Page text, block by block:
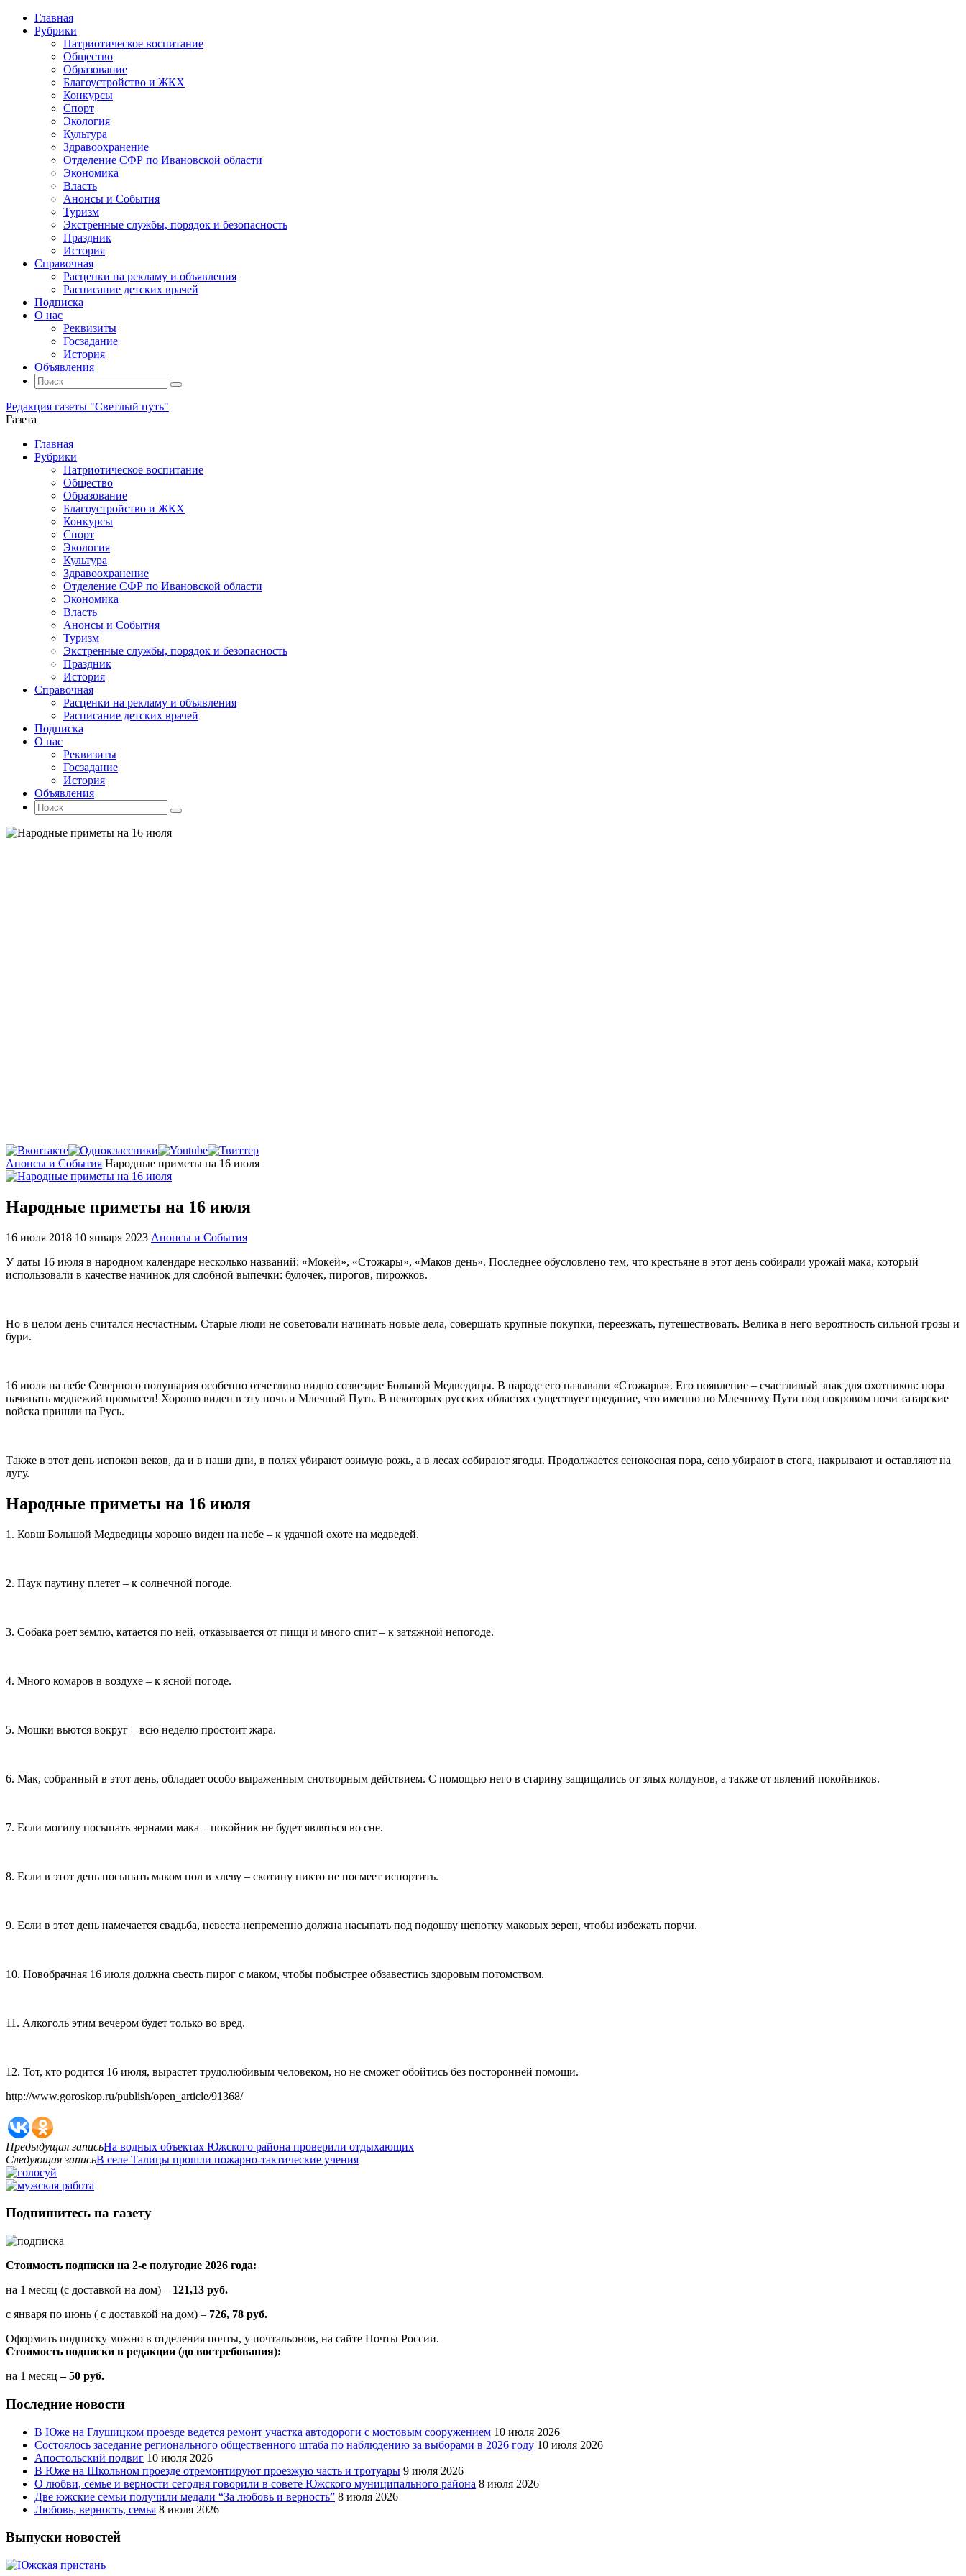
Главная
Рубрики
Патриотическое воспитание
Общество
Образование
Благоустройство и ЖКХ
Конкурсы
Спорт
Экология
Культура
Здравоохранение
Отделение СФР по Ивановской области
Экономика
Власть
Анонсы и События
Туризм
Экстренные службы, порядок и безопасность
Праздник
История
Справочная
Расценки на рекламу и объявления
Расписание детских врачей
Подписка
О нас
Реквизиты
Госзадание
История
Объявления
Поиск
Искать:
Поиск
Редакция газеты "Светлый путь"
Газета
Промотать
содержимому
Главная
Рубрики
Патриотическое воспитание
Общество
Образование
Благоустройство и ЖКХ
Конкурсы
Спорт
Экология
Культура
Здравоохранение
Отделение СФР по Ивановской области
Экономика
Власть
Анонсы и События
Туризм
Экстренные службы, порядок и безопасность
Праздник
История
Справочная
Расценки на рекламу и объявления
Расписание детских врачей
Подписка
О нас
Реквизиты
Госзадание
История
Объявления
Поиск
Искать:
Поиск
Главная
Анонсы и События Народные приметы на 16 июля
Народные приметы на 16 июля
16 июля 2018 10 января 2023 Анонсы и События
У даты 16 июля в народном календаре несколько названий: «Мокей», «Стожары», «Маков день». Последнее обусловлено тем, что крестьяне в этот день собирали урожай мака, который
использовали в качестве начинок для сдобной выпечки: булочек, пирогов, пирожков.
Но в целом день считался несчастным. Старые люди не советовали начинать новые дела, совершать крупные покупки, переезжать, путешествовать. Велика в него вероятность сильной грозы и
бури.
16 июля на небе Северного полушария особенно отчетливо видно созвездие Большой Медведицы. В народе его называли «Стожары». Его появление – счастливый знак для охотников: пора
начинать медвежий промысел! Хорошо виден в эту ночь и Млечный Путь. В некоторых русских областях существует предание, что именно по Млечному Пути под покровом ночи татарские
войска пришли на Русь.
Также в этот день испокон веков, да и в наши дни, в полях убирают озимую рожь, а в лесах собирают ягоды. Продолжается сенокосная пора, сено убирают в стога, накрывают и оставляют на
лугу.
Народные приметы на 16 июля
1. Ковш Большой Медведицы хорошо виден на небе – к удачной охоте на медведей.
2. Паук паутину плетет – к солнечной погоде.
3. Собака роет землю, катается по ней, отказывается от пищи и много спит – к затяжной непогоде.
4. Много комаров в воздухе – к ясной погоде.
5. Мошки вьются вокруг – всю неделю простоит жара.
6. Мак, собранный в этот день, обладает особо выраженным снотворным действием. С помощью него в старину защищались от злых колдунов, а также от явлений покойников.
7. Если могилу посыпать зернами мака – покойник не будет являться во сне.
8. Если в этот день посыпать маком пол в хлеву – скотину никто не посмеет испортить.
9. Если в этот день намечается свадьба, невеста непременно должна насыпать под подошву щепотку маковых зерен, чтобы избежать порчи.
10. Новобрачная 16 июля должна съесть пирог с маком, чтобы побыстрее обзавестись здоровым потомством.
11. Алкоголь этим вечером будет только во вред.
12. Тот, кто родится 16 июля, вырастет трудолюбивым человеком, но не сможет обойтись без посторонней помощи.
http://www.goroskop.ru/publish/open_article/91368/
Предыдущая записьНа водных объектах Южского района проверили отдыхающих
Следующая записьВ селе Талицы прошли пожарно-тактические учения
Подпишитесь на газету
Стоимость подписки на 2-е полугодие 2026 года:
на 1 месяц (с доставкой на дом) – 121,13 руб.
с января по июнь ( с доставкой на дом) – 726, 78 руб.
Оформить подписку можно в отделения почты, у почтальонов, на сайте Почты России.
Стоимость подписки в редакции (до востребования):
на 1 месяц – 50 руб.
Последние новости
В Юже на Глушицком проезде ведется ремонт участка автодороги с мостовым сооружением 10 июля 2026
Состоялось заседание регионального общественного штаба по наблюдению за выборами в 2026 году 10 июля 2026
Апостольский подвиг 10 июля 2026
В Юже на Школьном проезде отремонтируют проезжую часть и тротуары 9 июля 2026
О любви, семье и верности сегодня говорили в совете Южского муниципального района 8 июля 2026
Две южские семьи получили медали “За любовь и верность” 8 июля 2026
Любовь, верность, семья 8 июля 2026
Выпуски новостей